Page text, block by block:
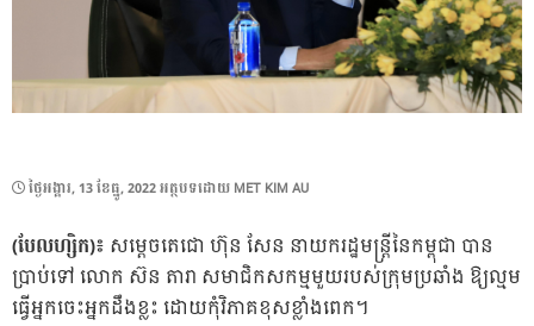
POSTED
ថ្ងៃ​អង្គារ, 13 ខែ​ធ្នូ, 2022អត្ថបទដោយ MET KIM AU
(បែលហ្សិក)៖ សម្តេចតេជោ ហ៊ុន សែន នាយករដ្ឋមន្ត្រីនៃកម្ពុជា បាន
ប្រាប់ទៅ លោក ស៊ន តារា សមាជិកសកម្មមួយរបស់ក្រុមប្រឆាំង ឱ្យល្មម
ធ្វើអ្នកចេះអ្នកដឹងខ្លះ ដោយកុំវិភាគខុសខ្លាំងពេក។